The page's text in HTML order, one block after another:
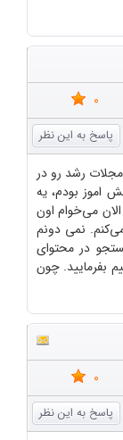
0
رشد رو در
پیش که دانش اموز بودم، یه
می‌خوام اون
نمی دونم
در محتوای
بفرمایید. چون
0